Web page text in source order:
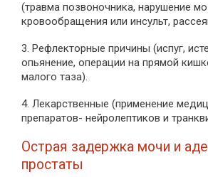
(травма позвоночника, нарушение
кровообращения или инсульт,
3. Рефлекторные причины (испуг,
опьянение, операции на прямой
малого таза).
4. Лекарственные (применение
препаратов- нейролептиков и
Острая задержка мочи и
простаты